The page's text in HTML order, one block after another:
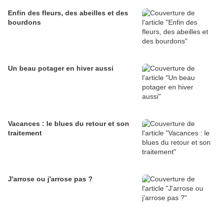
Enfin des fleurs, des abeilles et des
bourdons
Un beau potager en hiver aussi
Vacances : le blues du retour et son
traitement
J'arrose ou j'arrose pas ?